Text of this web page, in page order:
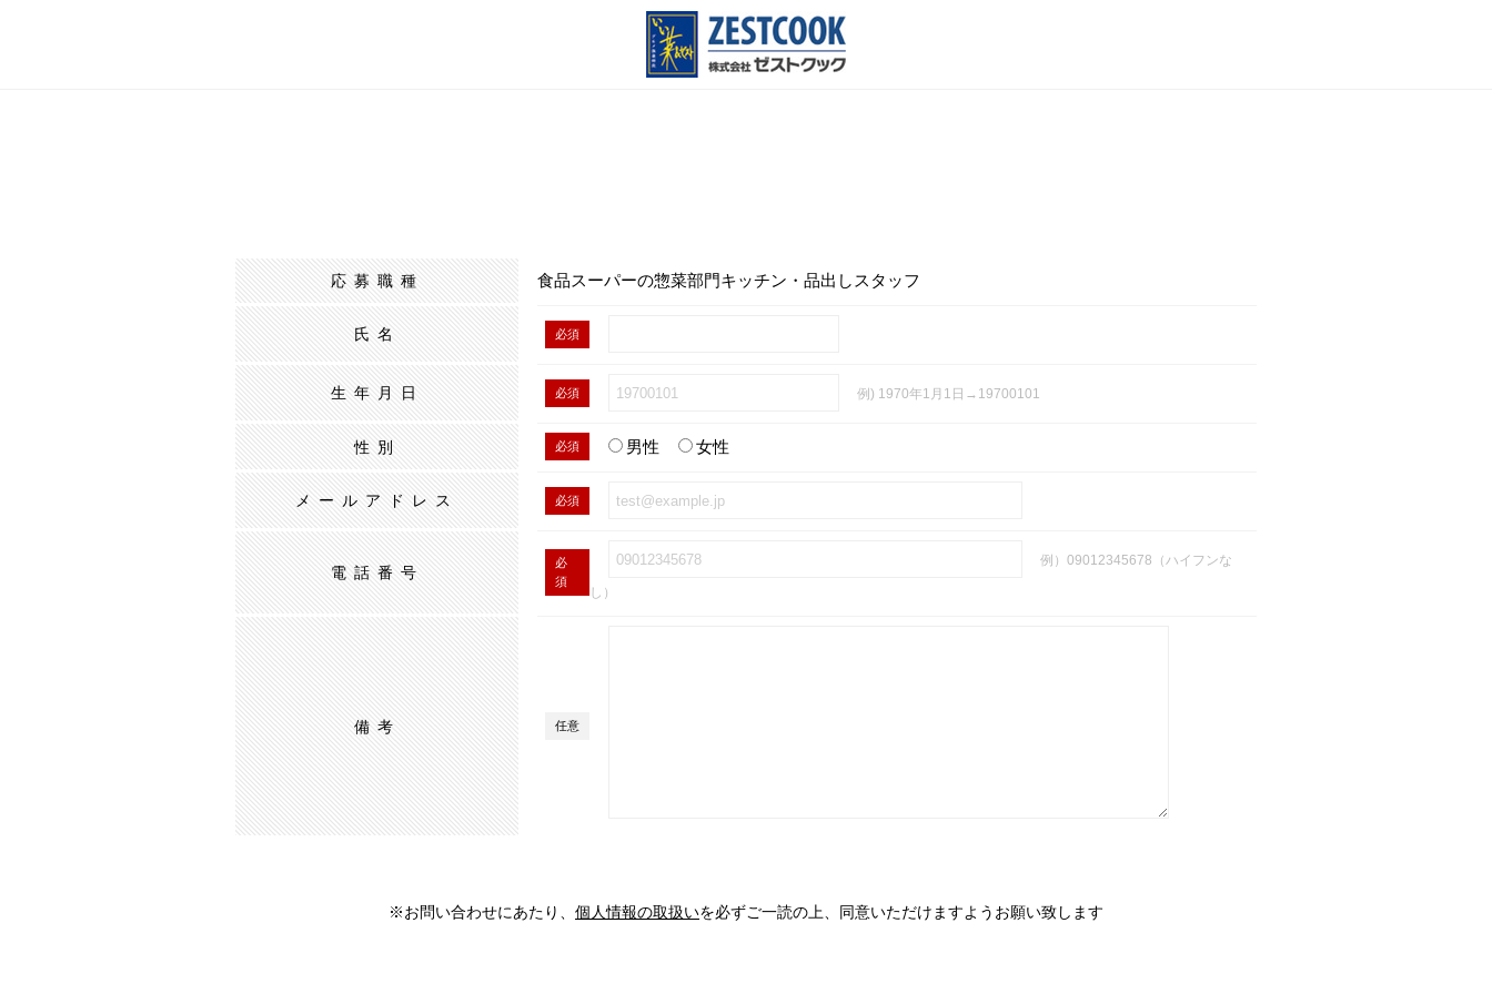
応募職種 食品スーパーの惣菜部門キッチン・品出しスタッフ
氏名 必須
生年月日 必須 例) 1970年1月1日→19700101
性別 必須 男性 女性
メールアドレス 必須
電話番号
必
須
例）09012345678（ハイフンな
し）
備考 任意
※お問い合わせにあたり、 個人情報の取扱いを必ずご一読の上、同意いただけますようお願い致します